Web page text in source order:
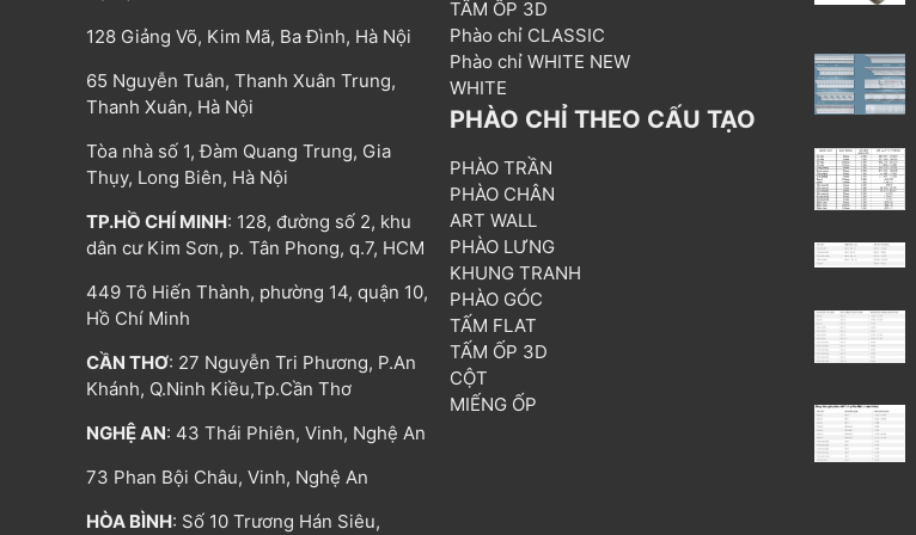
128 Giảng Võ, Kim Mã, Ba Đình, Hà Nội
65 Nguyễn Tuân, Thanh Xuân Trung,
Thanh Xuân, Hà Nội
Tòa nhà số 1, Đàm Quang Trung, Gia
Thụy, Long Biên, Hà Nội
TP.HỒ CHÍ MINH: 128, đường số 2, khu
dân cư Kim Sơn, p. Tân Phong, q.7, HCM
449 Tô Hiến Thành, phường 14, quận 10,
Hồ Chí Minh
CẦN THƠ: 27 Nguyễn Tri Phương, P.An
Khánh, Q.Ninh Kiều,Tp.Cần Thơ
NGHỆ AN: 43 Thái Phiên, Vinh, Nghệ An
73 Phan Bội Châu, Vinh, Nghệ An
HÒA BÌNH: Số 10 Trương Hán Siêu,
TẤM ỐP 3D
Phào chỉ CLASSIC
Phào chỉ WHITE NEW
WHITE
PHÀO CHỈ THEO CẤU TẠO
PHÀO TRẦN
PHÀO CHÂN
ART WALL
PHÀO LƯNG
KHUNG TRANH
PHÀO GÓC
TẤM FLAT
TẤM ỐP 3D
CỘT
MIẾNG ỐP